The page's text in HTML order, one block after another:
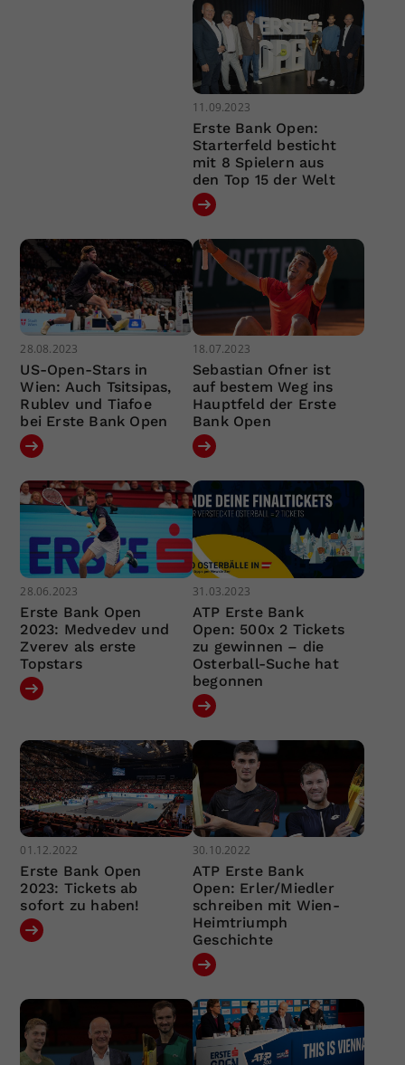
11.09.2023
Erste Bank Open:
Starterfeld besticht
mit 8 Spielern aus
den Top 15 der Welt
28.08.2023
US-Open-Stars in
Wien: Auch Tsitsipas,
Rublev und Tiafoe
bei Erste Bank Open
18.07.2023
Sebastian Ofner ist
auf bestem Weg ins
Hauptfeld der Erste
Bank Open
28.06.2023
Erste Bank Open
2023: Medvedev und
Zverev als erste
Topstars
31.03.2023
ATP Erste Bank
Open: 500x 2 Tickets
zu gewinnen – die
Osterball-Suche hat
begonnen
01.12.2022
Erste Bank Open
2023: Tickets ab
sofort zu haben!
30.10.2022
ATP Erste Bank
Open: Erler/Miedler
schreiben mit Wien-
Heimtriumph
Geschichte